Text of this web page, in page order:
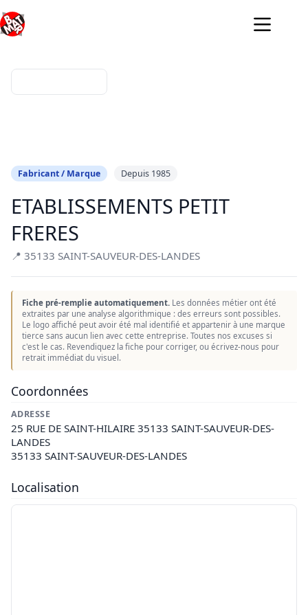
au
contenu
Fabricant / Marque Depuis 1985
ETABLISSEMENTS PETIT
FRERES
📍 35133 SAINT-SAUVEUR-DES-LANDES
Fiche pré-remplie automatiquement. Les données métier ont été
extraites par une analyse algorithmique : des erreurs sont possibles.
Le logo affiché peut avoir été mal identifié et appartenir à une marque
tierce sans aucun lien avec cette entreprise. Toutes nos excuses si
c'est le cas. Revendiquez la fiche pour corriger, ou écrivez-nous pour
retrait immédiat du visuel.
Coordonnées
ADRESSE
25 RUE DE SAINT-HILAIRE 35133 SAINT-SAUVEUR-DES-
LANDES
35133 SAINT-SAUVEUR-DES-LANDES
Localisation